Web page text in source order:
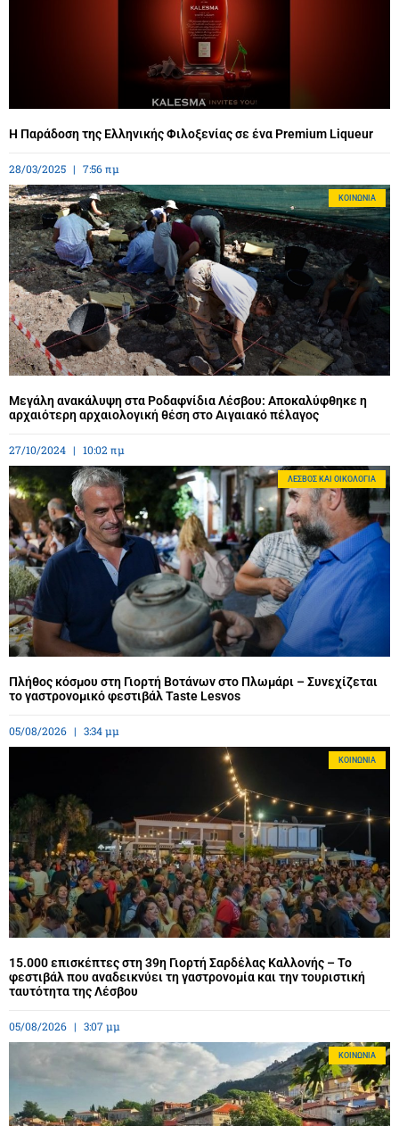
Η Παράδοση της Ελληνικής Φιλοξενίας σε ένα Premium Liqueur
28/03/2025 7:56 πμ
ΚΟΙΝΩΝΊΑ
Μεγάλη ανακάλυψη στα Ροδαφνίδια Λέσβου: Αποκαλύφθηκε η
αρχαιότερη αρχαιολογική θέση στο Αιγαιακό πέλαγος
27/10/2024 10:02 πμ
ΛΈΣΒΟΣ ΚΑΙ ΟΙΚΟΛΟΓΊΑ
Πλήθος κόσμου στη Γιορτή Βοτάνων στο Πλωμάρι – Συνεχίζεται
το γαστρονομικό φεστιβάλ Taste Lesvos
05/08/2026 3:34 μμ
ΚΟΙΝΩΝΊΑ
15.000 επισκέπτες στη 39η Γιορτή Σαρδέλας Καλλονής – Το
φεστιβάλ που αναδεικνύει τη γαστρονομία και την τουριστική
ταυτότητα της Λέσβου
05/08/2026 3:07 μμ
ΚΟΙΝΩΝΊΑ